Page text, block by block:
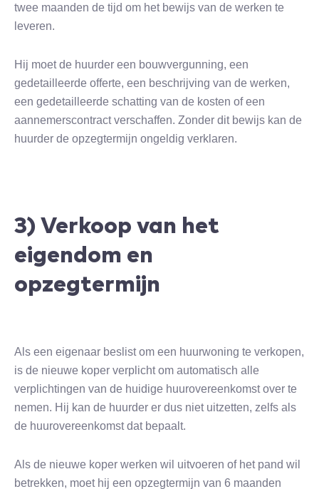
twee maanden de tijd om het bewijs van de werken te
leveren.
Hij moet de huurder een bouwvergunning, een
gedetailleerde offerte, een beschrijving van de werken,
een gedetailleerde schatting van de kosten of een
aannemerscontract verschaffen. Zonder dit bewijs kan de
huurder de opzegtermijn ongeldig verklaren.
3) Verkoop van het
eigendom en
opzegtermijn
Als een eigenaar beslist om een huurwoning te verkopen,
is de nieuwe koper verplicht om automatisch alle
verplichtingen van de huidige huurovereenkomst over te
nemen. Hij kan de huurder er dus niet uitzetten, zelfs als
de huurovereenkomst dat bepaalt.
Als de nieuwe koper werken wil uitvoeren of het pand wil
betrekken, moet hij een opzegtermijn van 6 maanden